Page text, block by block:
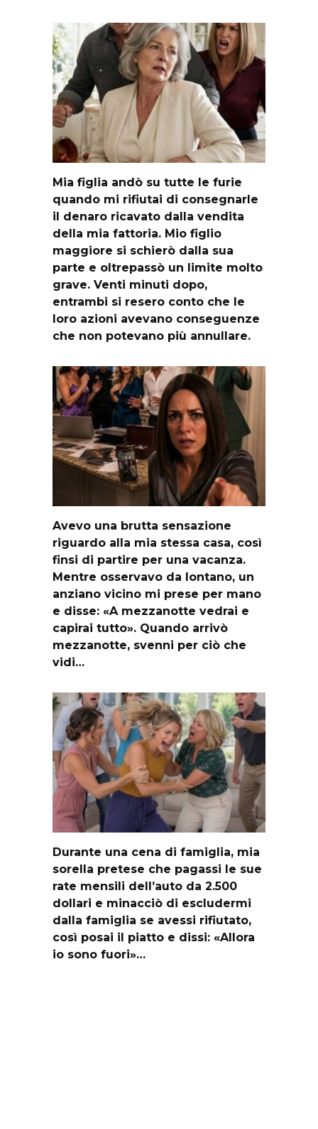
Mia figlia andò su tutte le furie
quando mi rifiutai di consegnarle
il denaro ricavato dalla vendita
della mia fattoria. Mio figlio
maggiore si schierò dalla sua
parte e oltrepassò un limite molto
grave. Venti minuti dopo,
entrambi si resero conto che le
loro azioni avevano conseguenze
che non potevano più annullare.
Avevo una brutta sensazione
riguardo alla mia stessa casa, così
finsi di partire per una vacanza.
Mentre osservavo da lontano, un
anziano vicino mi prese per mano
e disse: «A mezzanotte vedrai e
capirai tutto». Quando arrivò
mezzanotte, svenni per ciò che
vidi…
Durante una cena di famiglia, mia
sorella pretese che pagassi le sue
rate mensili dell’auto da 2.500
dollari e minacciò di escludermi
dalla famiglia se avessi rifiutato,
così posai il piatto e dissi: «Allora
io sono fuori»…